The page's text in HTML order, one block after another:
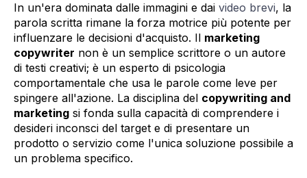
In un'era dominata dalle immagini e dai video brevi, la
parola scritta rimane la forza motrice più potente per
influenzare le decisioni d'acquisto. Il marketing
copywriter non è un semplice scrittore o un autore
di testi creativi; è un esperto di psicologia
comportamentale che usa le parole come leve per
spingere all'azione. La disciplina del copywriting and
marketing si fonda sulla capacità di comprendere i
desideri inconsci del target e di presentare un
prodotto o servizio come l'unica soluzione possibile a
un problema specifico.